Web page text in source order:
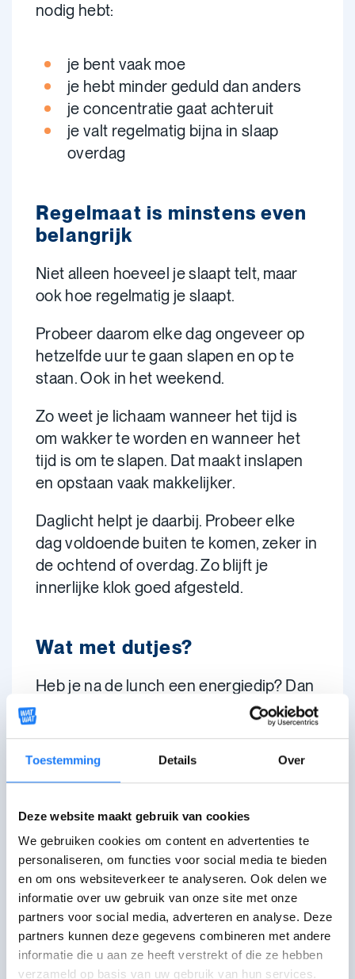
Toestemming Details Over
Deze website maakt gebruik van cookies
We gebruiken cookies om content en advertenties te
personaliseren, om functies voor social media te bieden
en om ons websiteverkeer te analyseren. Ook delen we
informatie over uw gebruik van onze site met onze
partners voor social media, adverteren en analyse. Deze
partners kunnen deze gegevens combineren met andere
informatie die u aan ze heeft verstrekt of die ze hebben
verzameld op basis van uw gebruik van hun services.
nodig hebt:
je bent vaak moe
je hebt minder geduld dan anders
je concentratie gaat achteruit
je valt regelmatig bijna in slaap
overdag
Regelmaat is minstens even
belangrijk
Niet alleen hoeveel je slaapt telt, maar
ook hoe regelmatig je slaapt.
Probeer daarom elke dag ongeveer op
hetzelfde uur te gaan slapen en op te
staan. Ook in het weekend.
Zo weet je lichaam wanneer het tijd is
om wakker te worden en wanneer het
tijd is om te slapen. Dat maakt inslapen
en opstaan vaak makkelijker.
Daglicht helpt je daarbij. Probeer elke
dag voldoende buiten te komen, zeker in
de ochtend of overdag. Zo blijft je
innerlijke klok goed afgesteld.
Wat met dutjes?
Heb je na de lunch een energiedip? Dan
kan een kort
en doe het niet te laat op de dag,
avonds misschien moeilijker in slaap.
Kan je slaap inhalen?
Een uurtje langer slapen na een korte
nacht kan helpen. Maar regelmatig
uitslapen is geen goede oplossing voor